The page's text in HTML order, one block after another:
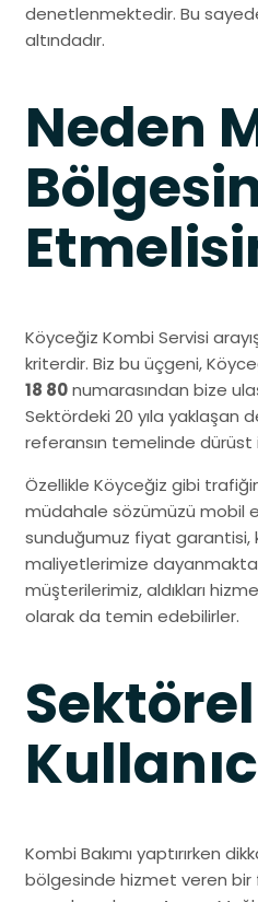
denetlenmektedir. Bu sayede,
altındadır.
Neden
Köyceğiz Kombi Servisi
kriterdir. Biz bu üçgeni,
18 80numarasından bize
Sektördeki 20 yıla yaklaşan
referansın temelinde dürüst
Özellikle Köyceğiz gibi
müdahale sözümüzü mobil
sunduğumuz fiyat garantisi,
maliyetlerimize
müşterilerimiz, aldıkları
olarak da temin edebilirler.
Kombi Bakımı yaptırırken
bölgesinde hizmet veren bir